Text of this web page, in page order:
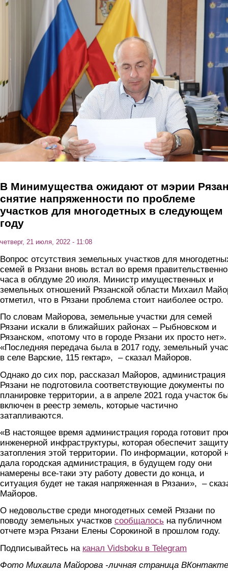
Перейти к основному содержанию
В Минимущества ожидают от мэрии
снятие напряженности по проблеме
участков для многодетных в следующем
году
четверг, 21 июля, 2022 - 11:08
Вопрос отсутствия земельных участков для
семей в Рязани вновь встал во время
часа в облдуме 20 июля. Министр имущественных и
земельных отношений Рязанской области Михаил
отметил, что в Рязани проблема стоит наиболее остро.
По словам Майорова, земельные участки для семей
Рязани искали в ближайших районах – Рыбновском и
Рязанском, «потому что в городе Рязани их просто нет».
«Последняя передача была в 2017 году, земельный
в селе Варские, 115 гектар», – сказал Майоров.
Однако до сих пор, рассказал Майоров, администрация
Рязани не подготовила соответствующие документы по
планировке территории, а в апреле 2021 года участок
включен в реестр земель, которые частично
затапливаются.
«В настоящее время администрация города готовит
инженерной инфраструктуры, которая обеспечит
затопления этой территории. По информации, которой
дала городская администрация, в будущем году они
намерены все-таки эту работу довести до конца, и
ситуация будет не такая напряженная в Рязани», –
Майоров.
О недовольстве среди многодетных семей Рязани по
поводу земельных участков сообщалось на публичном
отчете мэра Рязани Елены Сорокиной в прошлом году.
Подписывайтесь на канал Vidsboku в Telegram
Фото Михаила Майорова -личная страница ВКонтакте